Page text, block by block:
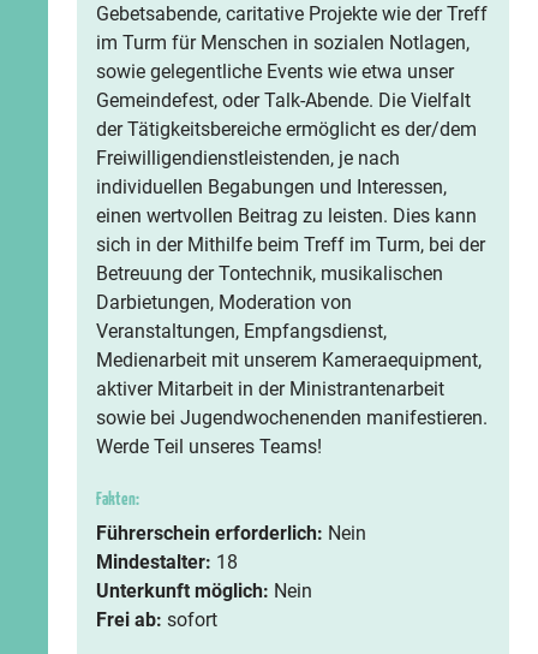
Gebetsabende, caritative Projekte wie der Treff
im Turm für Menschen in sozialen Notlagen,
sowie gelegentliche Events wie etwa unser
Gemeindefest, oder Talk-Abende. Die Vielfalt
der Tätigkeitsbereiche ermöglicht es der/dem
Freiwilligendienstleistenden, je nach
individuellen Begabungen und Interessen,
einen wertvollen Beitrag zu leisten. Dies kann
sich in der Mithilfe beim Treff im Turm, bei der
Betreuung der Tontechnik, musikalischen
Darbietungen, Moderation von
Veranstaltungen, Empfangsdienst,
Medienarbeit mit unserem Kameraequipment,
aktiver Mitarbeit in der Ministrantenarbeit
sowie bei Jugendwochenenden manifestieren.
Werde Teil unseres Teams!
Fakten:
Führerschein erforderlich: Nein
Mindestalter: 18
Unterkunft möglich: Nein
Frei ab: sofort